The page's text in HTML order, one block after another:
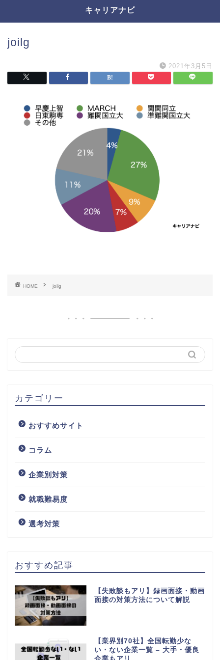
キャリアナビ
joilg
2021年3月5日
HOME joilg
カテゴリー
おすすめサイト
コラム
企業別対策
就職難易度
選考対策
おすすめ記事
【失敗談もアリ】録画面接・動画
面接の対策方法について解説
【業界別70社】全国転勤少な
い・ない企業一覧 – 大手・優良